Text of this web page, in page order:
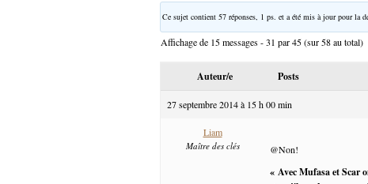
Ce sujet contient 57 réponses, 1 ps. et a été mis à jour pour la
Affichage de 15 messages - 31 par 45 (sur 58 au total)
Auteur/e Posts
27 septembre 2014 à 15 h 00 min
Liam
Maître des clés @Non!
« Avec Mufasa et Scar